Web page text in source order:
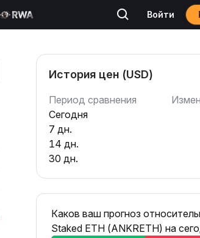
Войти
История цен (USD)
Период сравнения
Сегодня
7 дн.
14 дн.
30 дн.
Каков ваш прогноз
Staked ETH (ANKRETH) на